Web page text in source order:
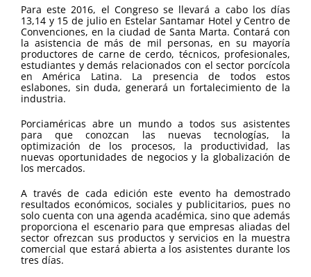
Para este 2016, el Congreso se llevará a cabo los días
13,14 y 15 de julio en Estelar Santamar Hotel y Centro de
Convenciones, en la ciudad de Santa Marta. Contará con
la asistencia de más de mil personas, en su mayoría
productores de carne de cerdo, técnicos, profesionales,
estudiantes y demás relacionados con el sector porcícola
en América Latina. La presencia de todos estos
eslabones, sin duda, generará un fortalecimiento de la
industria.
Porciaméricas abre un mundo a todos sus asistentes
para que conozcan las nuevas tecnologías, la
optimización de los procesos, la productividad, las
nuevas oportunidades de negocios y la globalización de
los mercados.
A través de cada edición este evento ha demostrado
resultados económicos, sociales y publicitarios, pues no
solo cuenta con una agenda académica, sino que además
proporciona el escenario para que empresas aliadas del
sector ofrezcan sus productos y servicios en la muestra
comercial que estará abierta a los asistentes durante los
tres días.